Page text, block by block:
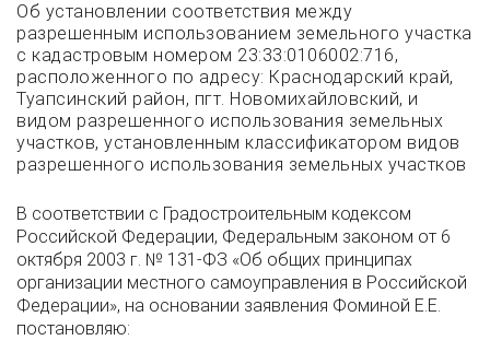
Об установлении соответствия между
разрешенным использованием земельного участка
с кадастровым номером 23:33:0106002:716,
расположенного по адресу: Краснодарский край,
Туапсинский район, пгт. Новомихайловский, и
видом разрешенного использования земельных
участков, установленным классификатором видов
разрешенного использования земельных участков
В соответствии с Градостроительным кодексом
Российской Федерации, Федеральным законом от 6
октября 2003 г. № 131-ФЗ «Об общих принципах
организации местного самоуправления в Российской
Федерации», на основании заявления Фоминой Е.Е.
постановляю: